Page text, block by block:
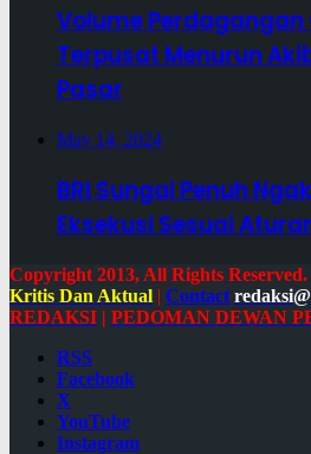
Volume
Terpusat Menurun
Pasar
May 14, 2024
BRI Sungai Penuh
Eksekusi Sesuai
Copyright 2013, All Rights
Kritis Dan Aktual | Contact
REDAKSI | PEDOMAN DEWAN
RSS
Facebook
X
YouTube
Instagram